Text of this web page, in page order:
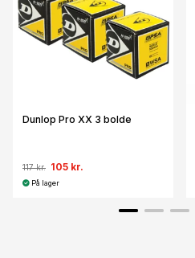
Dunlop Pro XX 3 bolde
117 kr. 105 kr.
På lager